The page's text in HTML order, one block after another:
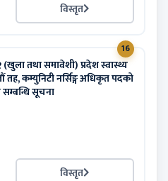
विस्तृत
16
तथा समावेशी) प्रदेश स्वास्थ्य
तह, कम्युनिटी नर्सिङ्ग अधिकृत पदको
सूचना
विस्तृत